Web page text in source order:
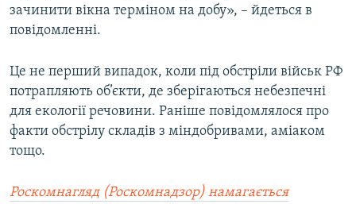
зачинити вікна терміном на добу», – йдеться в
повідомленні.
Це не перший випадок, коли під обстріли військ РФ
потрапляють об’єкти, де зберігаються небезпечні
для екології речовини. Раніше повідомлялося про
факти обстрілу складів з міндобривами, аміаком
тощо.
Роскомнагляд (Роскомнадзор) намагається